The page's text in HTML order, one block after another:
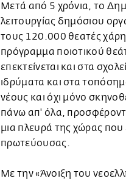
Μετά από 5 χρόνια, το
λειτουργίας δημόσιου
τους 120.000 θεατές χάρη
πρόγραμμα ποιοτικού
επεκτείνεται και στα
ιδρύματα και στα
νέους και όχι μόνο
πάνω απ' όλα,
μια πλευρά της χώρας που
πρωτεύουσας.
Με την «Άνοιξη του